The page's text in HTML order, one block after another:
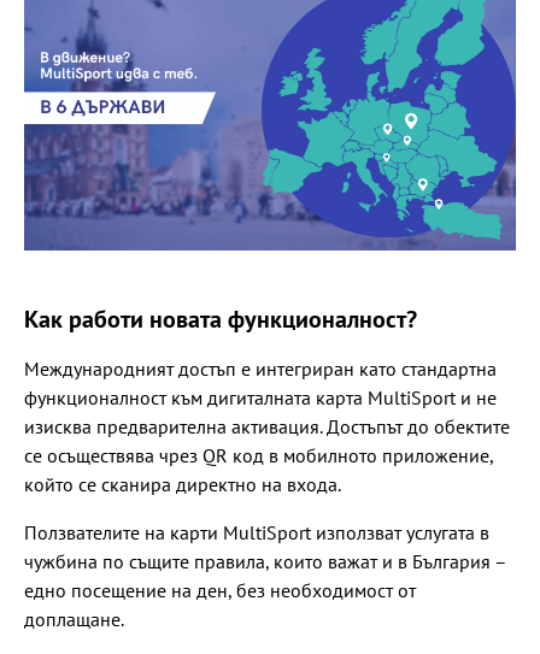
Как работи новата функционалност?
Международният достъп е интегриран като стандартна
функционалност към дигиталната карта MultiSport и не
изисква предварителна активация. Достъпът до обектите
се осъществява чрез QR код в мобилното приложение,
който се сканира директно на входа.
Ползвателите на карти MultiSport използват услугата в
чужбина по същите правила, които важат и в България –
едно посещение на ден, без необходимост от
доплащане.